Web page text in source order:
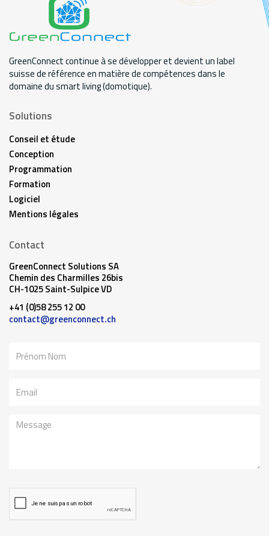
GreenConnect continue à se développer et devient un label
suisse de référence en matière de compétences dans le
domaine du smart living (domotique).
Solutions
Conseil et étude
Conception
Programmation
Formation
Logiciel
Mentions légales
Contact
GreenConnect Solutions SA
Chemin des Charmilles 26bis
CH-1025 Saint-Sulpice VD
+41 (0)58 255 12 00
contact@greenconnect.ch
Message